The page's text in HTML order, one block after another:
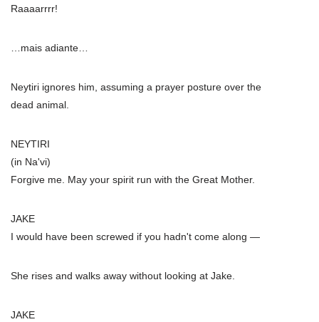
Raaaarrrr!
…mais adiante…
Neytiri ignores him, assuming a prayer posture over the
dead animal.
NEYTIRI
(in Na'vi)
Forgive me. May your spirit run with the Great Mother.
JAKE
I would have been screwed if you hadn't come along —
She rises and walks away without looking at Jake.
JAKE